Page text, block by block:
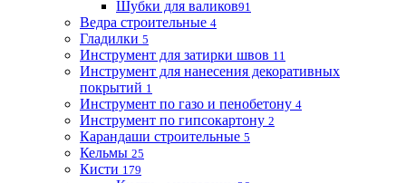
Шубки для валиков91
Ведра строительные 4
Гладилки 5
Инструмент для затирки швов 11
Инструмент для нанесения декоративных
покрытий 1
Инструмент по газо и пенобетону 4
Инструмент по гипсокартону 2
Карандаши строительные 5
Кельмы 25
Кисти 179